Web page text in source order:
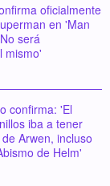
oficialmente
en 'Man
será
mismo'
confirma: 'El
iba a tener
Arwen, incluso
de Helm'